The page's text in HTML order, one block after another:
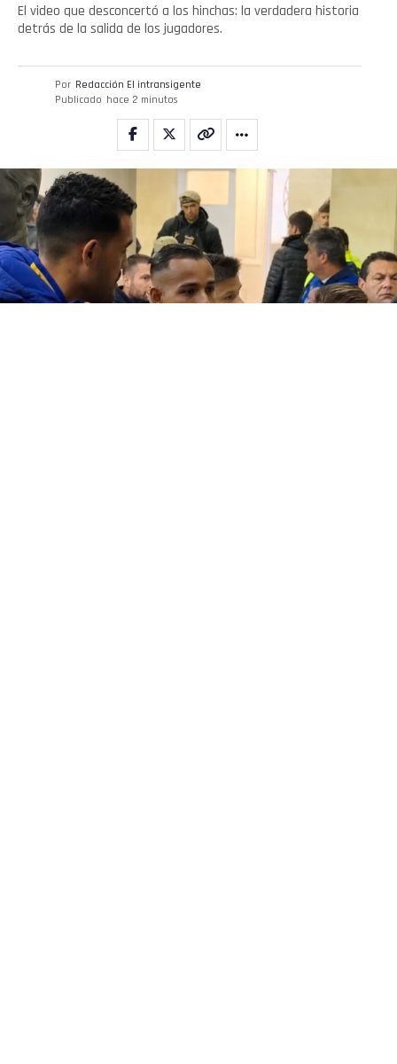
El video que desconcertó a los hinchas: la verdadera historia
detrás de la salida de los jugadores.
Por Redacción El intransigente
Publicado hace 2 minutos